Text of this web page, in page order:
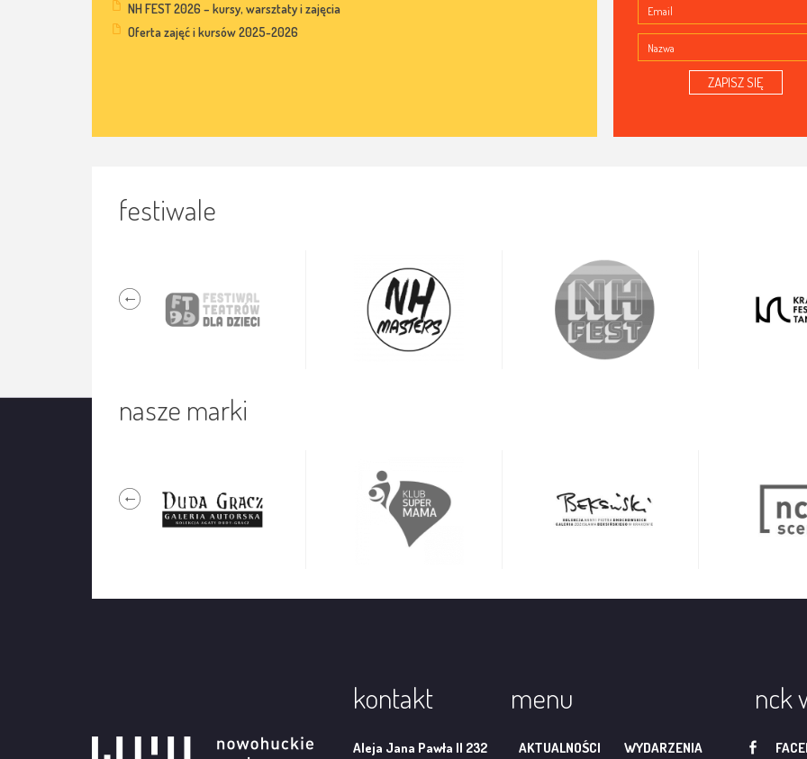
NH FEST 2026 – kursy, warsztaty i zajęcia
Oferta zajęć i kursów 2025-2026
ZAPISZ SIĘ
festiwale
nasze marki
kontakt
Aleja Jana Pawła II 232
menu
AKTUALNOŚCI WYDARZENIA
nck